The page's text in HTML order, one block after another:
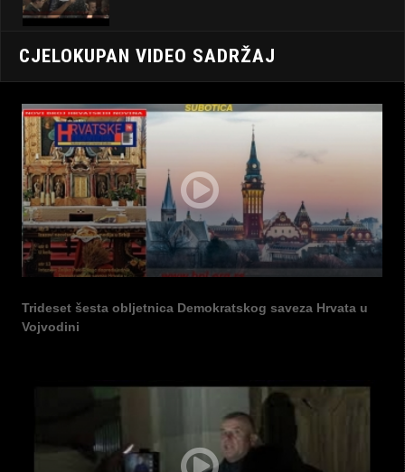
Top 10 Places To Visit in Croatia -
Croatia tourism
CJELOKUPAN VIDEO SADRŽAJ
Trideset šesta obljetnica Demokratskog saveza Hrvata u
Vojvodini